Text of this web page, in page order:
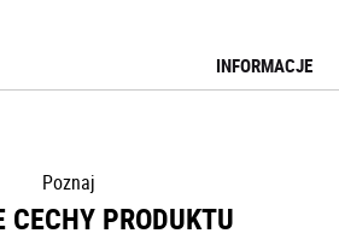
INFORMACJE
Poznaj
CECHY PRODUKTU